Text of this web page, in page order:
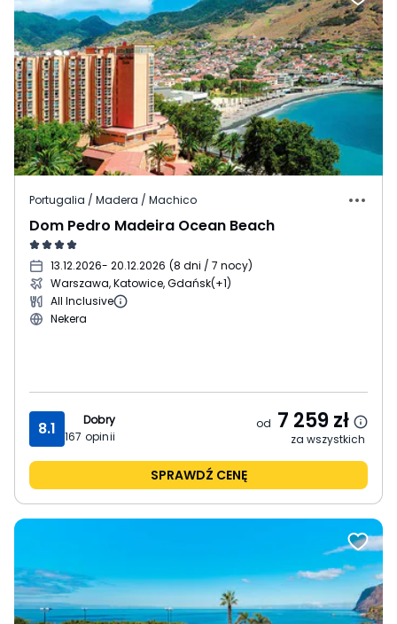
Portugalia / Madera / Machico
Dom Pedro Madeira Ocean Beach
13.12.2026- 20.12.2026 (8 dni / 7 nocy)
Warszawa, Katowice, Gdańsk(+1)
All Inclusive
Nekera
8.1
Dobry
167 opinii
od 7 259zł
za wszystkich
SPRAWDŹ CENĘ